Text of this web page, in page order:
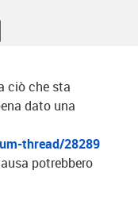
ciò che sta
dato una
thread/28289
potrebbero